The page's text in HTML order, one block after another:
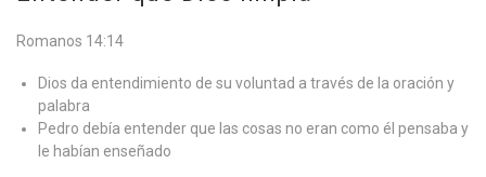
Romanos 14:14
Dios da entendimiento de su voluntad a través de la oración y
palabra
Pedro debía entender que las cosas no eran como él pensaba y
le habían enseñado